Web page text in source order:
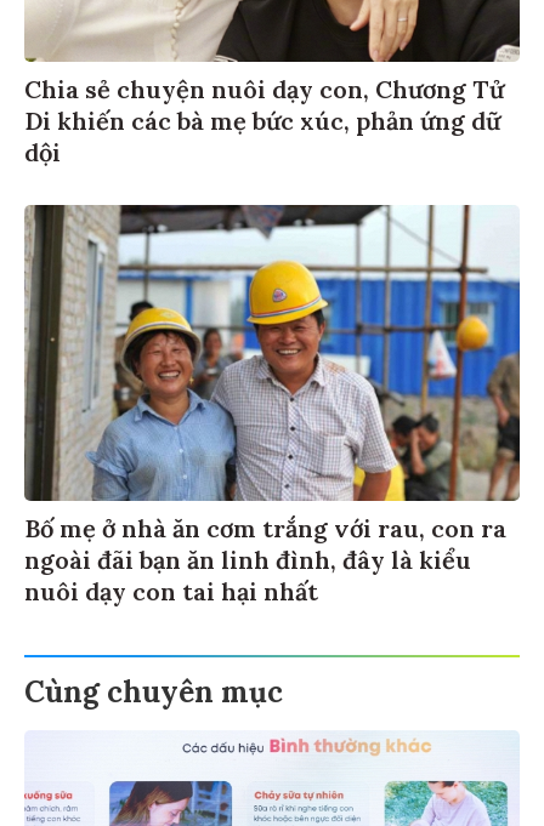
Chia sẻ chuyện nuôi dạy con, Chương Tử
Di khiến các bà mẹ bức xúc, phản ứng dữ
dội
Bố mẹ ở nhà ăn cơm trắng với rau, con ra
ngoài đãi bạn ăn linh đình, đây là kiểu
nuôi dạy con tai hại nhất
Cùng chuyên mục